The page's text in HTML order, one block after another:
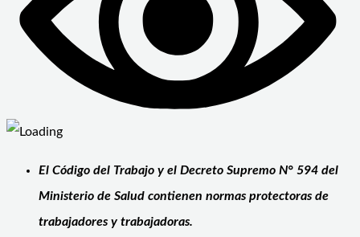
El Código del Trabajo y el Decreto Supremo N° 594 del
Ministerio de Salud contienen normas protectoras de
trabajadores y trabajadoras.